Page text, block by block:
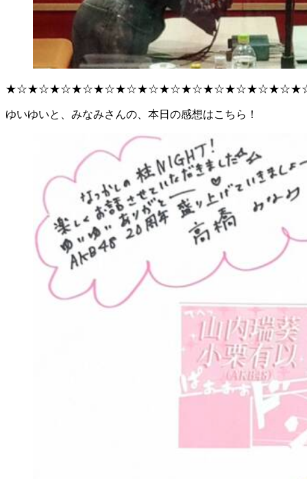
ゆいゆいと、みなみさんの、本日の感想はこちら！